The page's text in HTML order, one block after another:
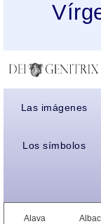
Las imágenes
Los símbolos
Alava